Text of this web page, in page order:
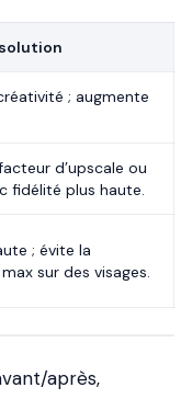
; augmente
d’upscale ou
fidélité plus haute.
; évite la
sur des visages.
après,